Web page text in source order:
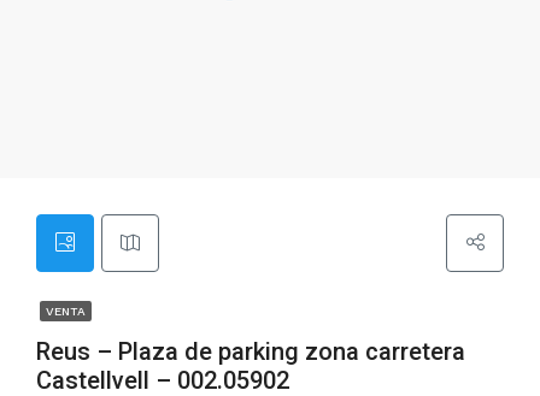
VENTA
Reus – Plaza de parking zona carretera
Castellvell – 002.05902